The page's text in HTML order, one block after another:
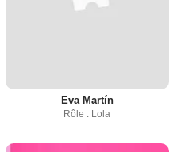
Eva Martín
Rôle : Lola